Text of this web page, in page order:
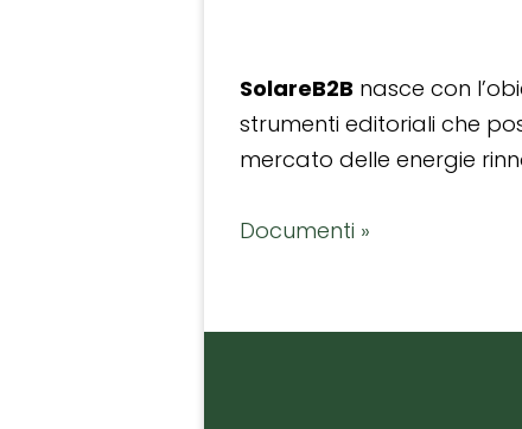
SolareB2B nasce con
strumenti editoriali che
mercato delle energie
Documenti »